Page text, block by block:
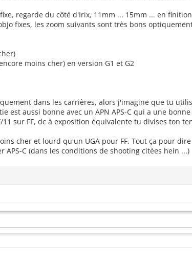
regarde du côté d'Irix, 11mm ... 15mm ... en
fixes, les zoom suivants sont très bons
moins cher) en version G1 et G2
dans les carrières, alors j'imagine que tu
est aussi bonne avec un APN APS-C qui a une
11 sur FF, dc à exposition équivalente tu divises ton
cher et lourd qu'un UGA pour FF. Tout ça pour
C (dans les conditions de shooting citées hein ...)